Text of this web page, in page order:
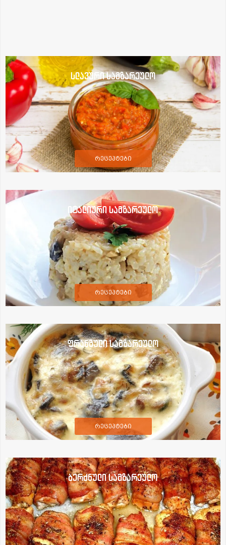
სლავური სამზარეულო
რეცეპტები
იტალიური სამზარეულო
რეცეპტები
ფრანგული სამზარეულო
რეცეპტები
ბერძნული სამზარეულო